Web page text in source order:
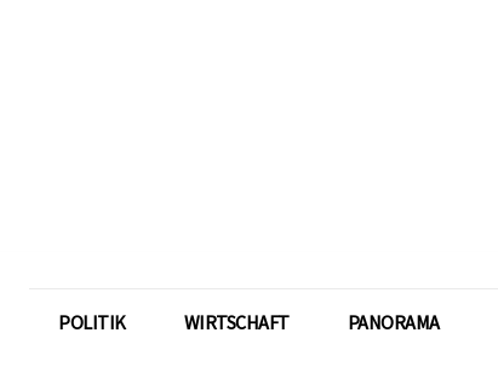
POLITIK WIRTSCHAFT PANORAMA